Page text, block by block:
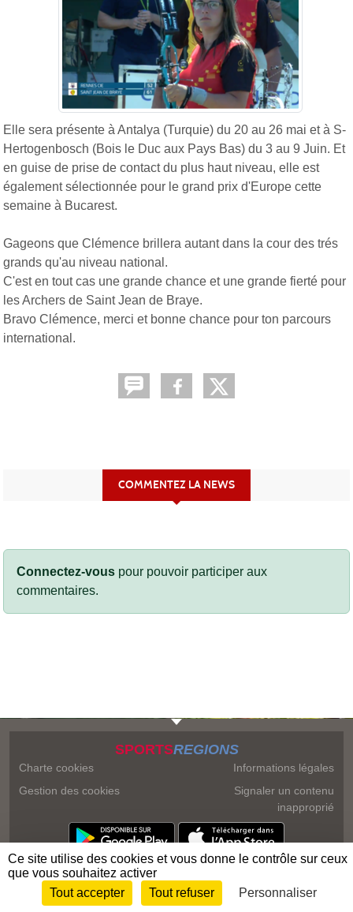
Elle sera présente à Antalya (Turquie) du 20 au 26 mai et à S-
Hertogenbosch (Bois le Duc aux Pays Bas) du 3 au 9 Juin. Et
en guise de prise de contact du plus haut niveau, elle est
également sélectionnée pour le grand prix d'Europe cette
semaine à Bucarest.
Gageons que Clémence brillera autant dans la cour des trés
grands qu'au niveau national.
C'est en tout cas une grande chance et une grande fierté pour
les Archers de Saint Jean de Braye.
Bravo Clémence, merci et bonne chance pour ton parcours
international.
COMMENTEZ LA NEWS
Connectez-vous pour pouvoir participer aux
commentaires.
SPORTSREGIONS
Charte cookies
Gestion des cookies
Informations légales
Signaler un contenu
inapproprié
Envie de participer ? Connexion
Ce site utilise des cookies et vous donne le contrôle sur ceux
que vous souhaitez activer
Tout accepter
Tout refuser Personnaliser